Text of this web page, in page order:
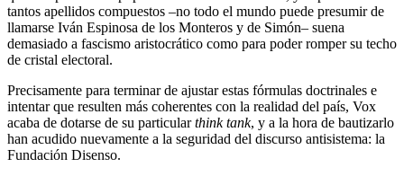
tantos apellidos compuestos –no todo el mundo puede presumir de
llamarse Iván Espinosa de los Monteros y de Simón– suena
demasiado a fascismo aristocrático como para poder romper su techo
de cristal electoral.
Precisamente para terminar de ajustar estas fórmulas doctrinales e
intentar que resulten más coherentes con la realidad del país, Vox
acaba de dotarse de su particularthink tank, y a la hora de bautizarlo
han acudido nuevamente a la seguridad del discurso antisistema: la
Fundación Disenso.